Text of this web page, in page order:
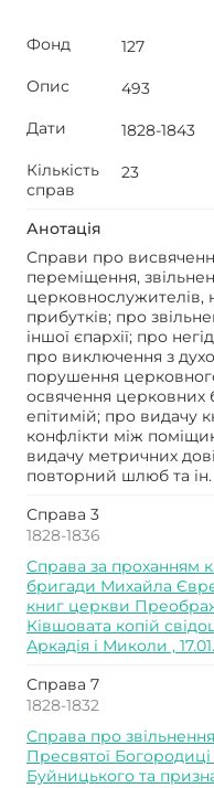
Фонд
127
Опис
493
Дати
1828-1843
Кількість
справ
23
Анотація
Справи про
переміщення,
церковнослужителів,
прибутків; про
іншої єпархії; про
про виключення з
порушення
освячення церковних
епітимій; про видачу
конфлікти між
видачу метричних
повторний шлюб та ін.
Справа 3
1828-1836
Справа за проханням
бригади Михайла
книг церкви
Ківшовата копій
Аркадія і Миколи ,
Справа 7
1828-1832
Справа про
Пресвятої
Буйницького та